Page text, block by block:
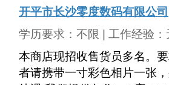
开平市长沙零度数码有限公司
学历要求： 不限 | 工作经验：
本商店现招收售货员多名。
者请携带一寸彩色相片一张